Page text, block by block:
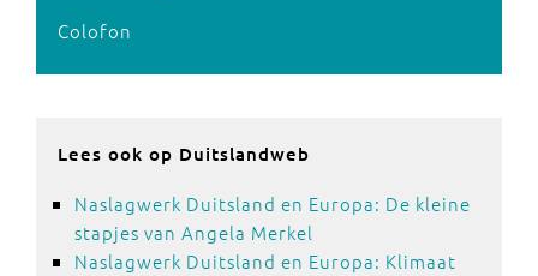
Colofon
Lees ook op Duitslandweb
Naslagwerk Duitsland en Europa: De kleine
stapjes van Angela Merkel
Naslagwerk Duitsland en Europa: Klimaat